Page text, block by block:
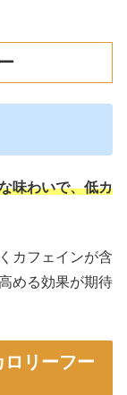
味わいで、低カ
カフェインが含
める効果が期待
リーフー